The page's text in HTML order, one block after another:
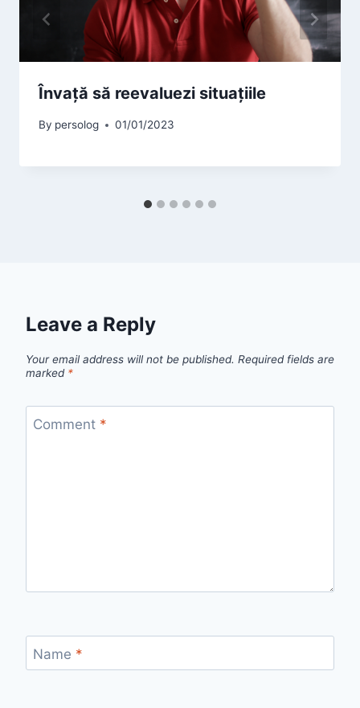
Învață să reevaluezi situațiile
By persolog 01/01/2023
Leave a Reply
Your email address will not be published. Required fields are
marked *
Comment *
Name *